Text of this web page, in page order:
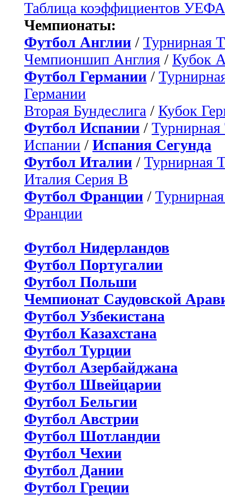
Таблица коэффициентов УЕФА
Чемпионаты:
Футбол Англии / Турнирная
Чемпионшип Англия / Кубок
Футбол Германии /
Германии
Вторая Бундеслига / Кубок
Футбол Испании / Турнирная
Испании / Испания Сегунда
Футбол Италии / Турнирная
Италия Серия B
Футбол Франции /
Франции
Футбол Нидерландов
Футбол Португалии
Футбол Польши
Чемпионат Саудовской
Футбол Узбекистана
Футбол Казахстана
Футбол Турции
Футбол Азербайджана
Футбол Швейцарии
Футбол Бельгии
Футбол Австрии
Футбол Шотландии
Футбол Чехии
Футбол Дании
Футбол Греции